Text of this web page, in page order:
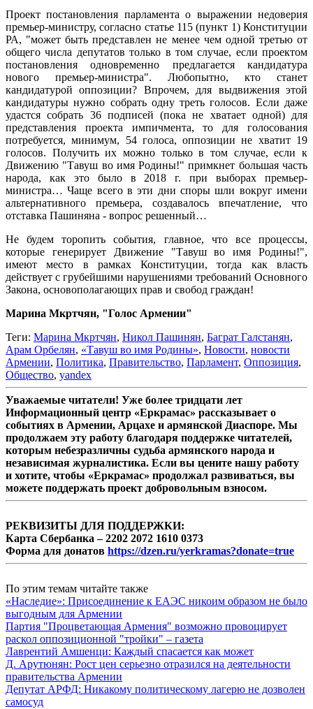
Проект постановления парламента о выражении недоверия
премьер-министру, согласно статье 115 (пункт 1) Конституции
РА, "может быть представлен не менее чем одной третью от
общего числа депутатов только в том случае, если проектом
постановления одновременно предлагается кандидатура
нового премьер-министра". Любопытно, кто станет
кандидатурой оппозиции? Впрочем, для выдвижения этой
кандидатуры нужно собрать одну треть голосов. Если даже
удастся собрать 36 подписей (пока не хватает одной) для
представления проекта импичмента, то для голосования
потребуется, минимум, 54 голоса, оппозиции не хватит 19
голосов. Получить их можно только в том случае, если к
Движению "Тавуш во имя Родины!" примкнет большая часть
народа, как это было в 2018 г. при выборах премьер-
министра… Чаще всего в эти дни споры шли вокруг имени
альтернативного премьера, создавалось впечатление, что
отставка Пашиняна - вопрос решенный…
Не будем торопить события, главное, что все процессы,
которые генерирует Движение "Тавуш во имя Родины!",
имеют место в рамках Конституции, тогда как власть
действует с грубейшими нарушениями требований Основного
Закона, основополагающих прав и свобод граждан!
Марина Мкртчян, "Голос Армении"
Теги: Марина Мкртчян, Никол Пашинян, Баграт Галстанян,
Арам Орбелян, «Тавуш во имя Родины», Новости, новости
Армении, Политика, Правительство, Парламент, Оппозиция,
Общество, yandex
Уважаемые читатели! Уже более тридцати лет
Информационный центр «Еркрамас» рассказывает о
событиях в Армении, Арцахе и армянской Диаспоре. Мы
продолжаем эту работу благодаря поддержке читателей,
которым небезразличны судьба армянского народа и
независимая журналистика. Если вы цените нашу работу
и хотите, чтобы «Еркрамас» продолжал развиваться, вы
можете поддержать проект добровольным взносом.
РЕКВИЗИТЫ ДЛЯ ПОДДЕРЖКИ:
Карта Сбербанка – 2202 2072 1610 0373
Форма для донатов https://dzen.ru/yerkramas?donate=true
По этим темам читайте также
«Наследие»: Присоединение к ЕАЭС никоим образом не было
выгодным для Армении
Партия "Процветающая Армения" возможно провоцирует
раскол оппозиционной "тройки" – газета
Лаврентий Амшенци: Каждый спасается как может
Д. Арутюнян: Рост цен серьезно отразился на деятельности
правительства Армении
Депутат АРФД: Никакому политическому лагерю не дозволен
самосуд